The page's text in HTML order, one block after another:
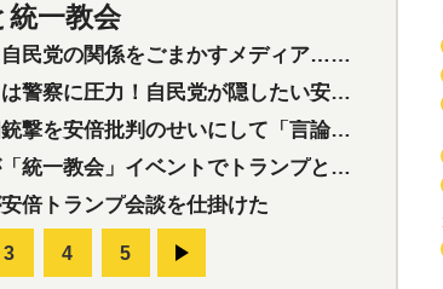
統一教会
関係をごまかすメディア…民放は有田芳生に発言自粛を要求
圧力！自民党が隠したい安倍元首相と統一教会の深い関係
倍批判のせいにして「言論封殺」に利用する自民党応援団
会」イベントでトランプと演説！同性婚や夫婦別姓を攻撃
倍トランプ会談を仕掛けた